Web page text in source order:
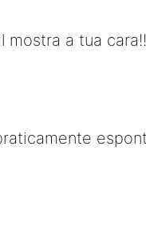
mostra a tua